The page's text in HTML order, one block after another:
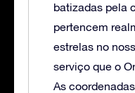
batizadas pela
pertencem
estrelas no
serviço que o
As